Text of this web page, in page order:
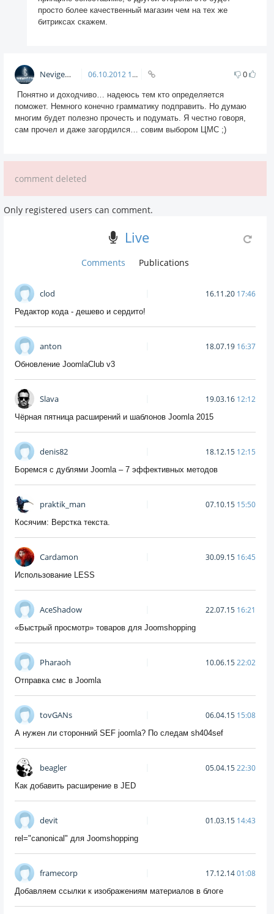
просто более качественный магазин чем на тех же
битриксах скажем.
Nevigen 06.10.2012 10:51 0
Понятно и доходчиво… надеюсь тем кто определяется
поможет. Немного конечно грамматику подправить. Но думаю
многим будет полезно прочесть и подумать. Я честно говоря,
сам прочел и даже загордился… совим выбором ЦМС ;)
comment deleted
Only registered users can comment.
Live
Comments Publications
clod 16.11.20 17:46
Редактор кода - дешево и сердито!
anton 18.07.19 16:37
Обновление JoomlaClub v3
Slava 19.03.16 12:12
Чёрная пятница расширений и шаблонов Joomla 2015
denis82 18.12.15 12:15
Боремся с дублями Joomla – 7 эффективных методов
praktik_man 07.10.15 15:50
Косячим: Верстка текста.
Cardamon 30.09.15 16:45
Использование LESS
AceShadow 22.07.15 16:21
«Быстрый просмотр» товаров для Joomshopping
Pharaoh 10.06.1522:02
Отправка смс в Joomla
tovGANs 06.04.15 15:08
А нужен ли сторонний SEF joomla? По следам sh404sef
beagler 05.04.1522:30
Как добавить расширение в JED
devit 01.03.15 14:43
rel="canonical" для Joomshopping
framecorp 17.12.1401:08
Добавляем ссылки к изображениям материалов в блоге